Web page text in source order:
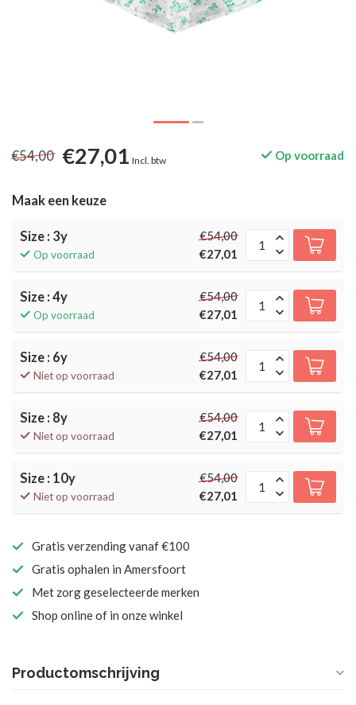
€54,00 €27,01 Incl. btw Op voorraad
Maak een keuze
Size : 3y
Op voorraad
€54,00
€27,01
Size : 4y
Op voorraad
€54,00
€27,01
Size : 6y
Niet op voorraad
€54,00
€27,01
Size : 8y
Niet op voorraad
€54,00
€27,01
Size : 10y
Niet op voorraad
€54,00
€27,01
Gratis verzending vanaf €100
Gratis ophalen in Amersfoort
Met zorg geselecteerde merken
Shop online of in onze winkel
Productomschrijving